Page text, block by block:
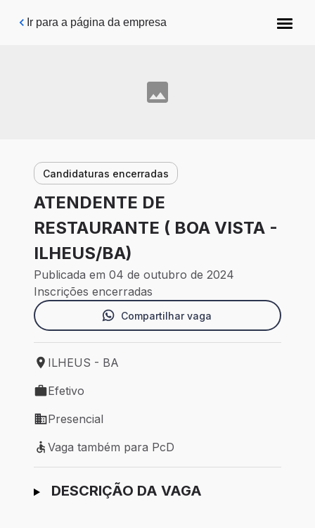
Pular para o conteúdo principal
Ir para a página da empresa
Candidaturas encerradas
ATENDENTE DE
RESTAURANTE ( BOA VISTA -
ILHEUS/BA)
Publicada em 04 de outubro de 2024
Inscrições encerradas
Compartilhar vaga
Local de trabalho: ILHEUS - BA
ILHEUS - BA
Tipo de vaga: Efetivo
Efetivo
Modelo de trabalho: Presencial
Presencial
Vaga também para PcD
Vaga também para PcD
Ir para candidatura
DESCRIÇÃO DA VAGA